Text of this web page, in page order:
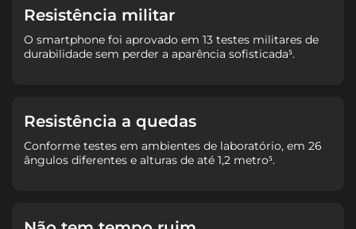
Resistência militar
O smartphone foi aprovado em 13 testes militares de
durabilidade sem perder a aparência sofisticada⁵.
Resistência a quedas
Conforme testes em ambientes de laboratório, em 26
ângulos diferentes e alturas de até 1,2 metro⁵.